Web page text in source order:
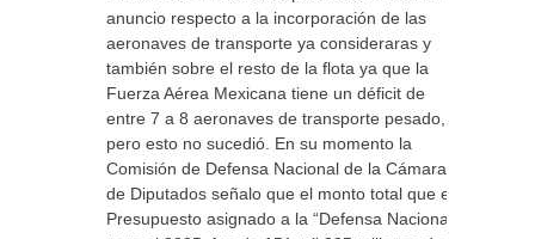
anuncio respecto a la incorporación de las
aeronaves de transporte ya consideraras y
también sobre el resto de la flota ya que la
Fuerza Aérea Mexicana tiene un déficit de
entre 7 a 8 aeronaves de transporte pesado,
pero esto no sucedió. En su momento la
Comisión de Defensa Nacional de la Cámara
de Diputados señalo que el monto total que el
Presupuesto asignado a la “Defensa Nacional”